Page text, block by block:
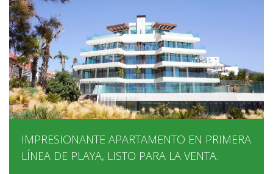
IMPRESIONANTE APARTAMENTO EN PRIMERA
LÍNEA DE PLAYA, LISTO PARA LA VENTA.